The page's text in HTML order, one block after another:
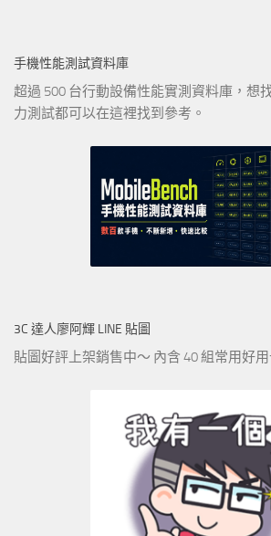
手機性能測試資料庫
超過 500 台行動設備性能實測資料庫，想
力測試都可以在這裡找到參考。
3C 達人廖阿輝 LINE 貼圖
貼圖好評上架銷售中～ 內含 40 組常用好